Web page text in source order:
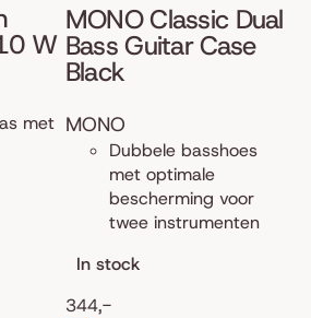
W
met
MONO Classic Dual
Bass Guitar Case
Black
MONO
Dubbele basshoes
met optimale
bescherming voor
twee instrumenten
In stock
344,-